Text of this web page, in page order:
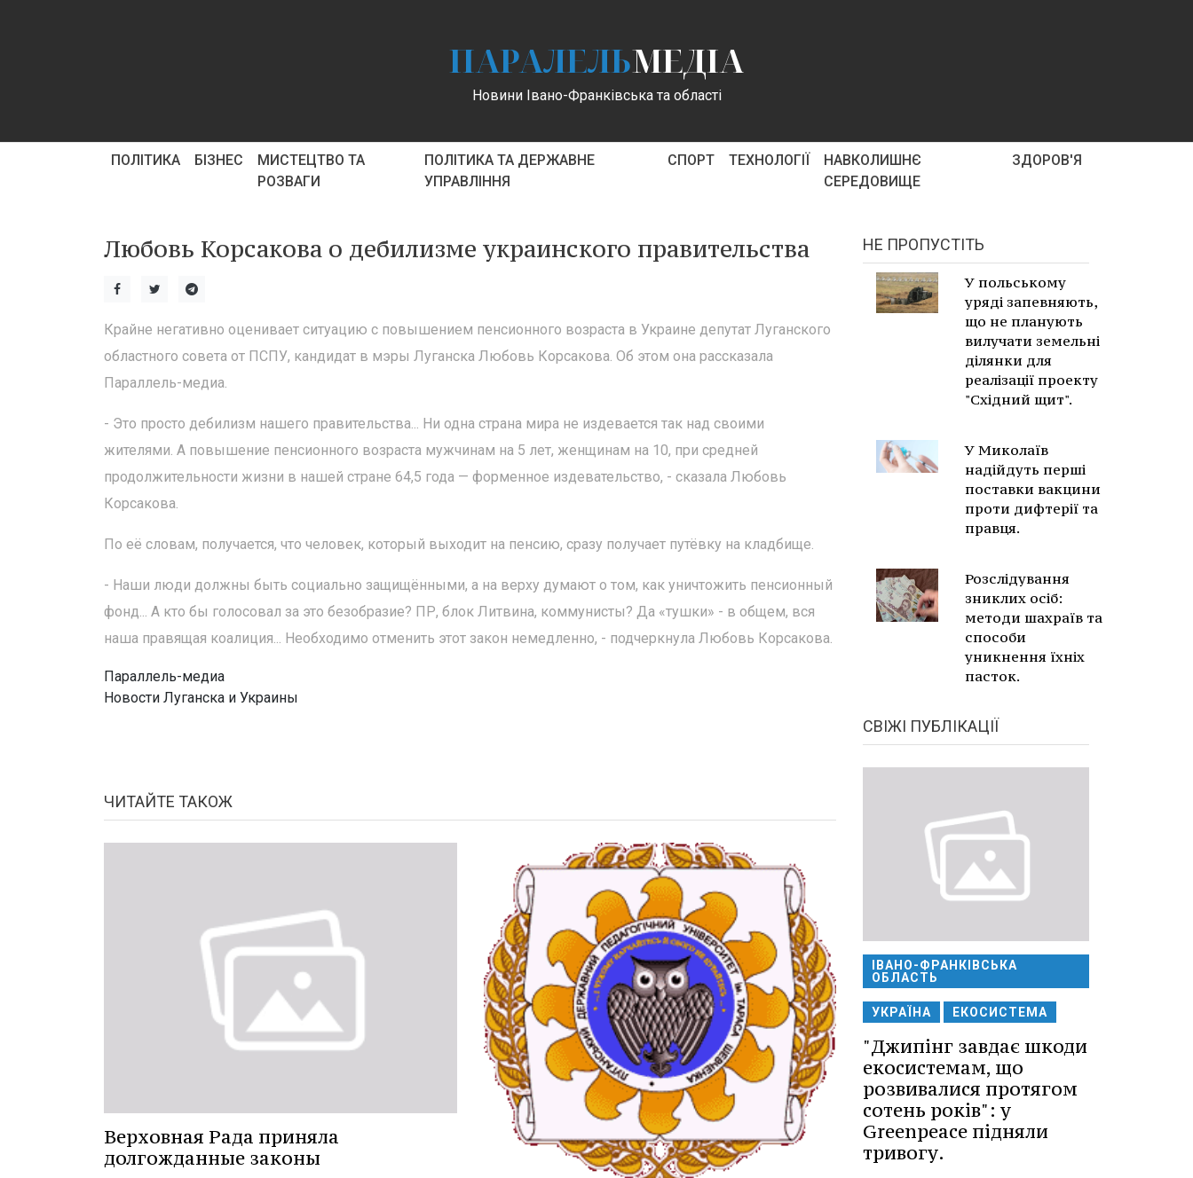
ПАРАЛЕЛЬМЕДІА
Новини Івано-Франківська та області
ПОЛІТИКА БІЗНЕС
МИСТЕЦТВО ТА
РОЗВАГИ
ПОЛІТИКА ТА ДЕРЖАВНЕ
УПРАВЛІННЯ
СПОРТ ТЕХНОЛОГІЇ
НАВКОЛИШНЄ
СЕРЕДОВИЩЕ
ЗДОРОВ'Я
Любовь Корсакова о дебилизме украинского правительства
Крайне негативно оценивает ситуацию с повышением пенсионного возраста в Украине депутат Луганского
областного совета от ПСПУ, кандидат в мэры Луганска Любовь Корсакова. Об этом она рассказала
Параллель-медиа.
- Это просто дебилизм нашего правительства... Ни одна страна мира не издевается так над своими
жителями. А повышение пенсионного возраста мужчинам на 5 лет, женщинам на 10, при средней
продолжительности жизни в нашей стране 64,5 года — форменное издевательство, - сказала Любовь
Корсакова.
По её словам, получается, что человек, который выходит на пенсию, сразу получает путёвку на кладбище.
- Наши люди должны быть социально защищёнными, а на верху думают о том, как уничтожить пенсионный
фонд... А кто бы голосовал за это безобразие? ПР, блок Литвина, коммунисты? Да «тушки» - в общем, вся
наша правящая коалиция... Необходимо отменить этот закон немедленно, - подчеркнула Любовь Корсакова.
Параллель-медиа
Новости Луганска и Украины
ЧИТАЙТЕ ТАКОЖ
Верховная Рада приняла
долгожданные законы
НЕ ПРОПУСТІТЬ
У польському
уряді запевняють,
що не планують
вилучати земельні
ділянки для
реалізації проекту
"Східний щит".
У Миколаїв
надійдуть перші
поставки вакцини
проти дифтерії та
правця.
Розслідування
зниклих осіб:
методи шахраїв та
способи
уникнення їхніх
пасток.
СВІЖІ ПУБЛІКАЦІЇ
ІВАНО-ФРАНКІВСЬКА
ОБЛАСТЬ
УКРАЇНА ЕКОСИСТЕМА
"Джипінг завдає шкоди
екосистемам, що
розвивалися протягом
сотень років": у
Greenpeace підняли
тривогу.